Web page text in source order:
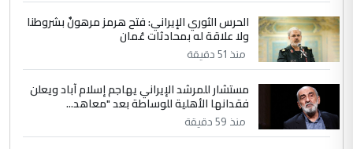
الموضوع :
الجواهري يرد على صدام حسين سل
مضجعيك يابن الزنا (نص كامل)
الحرس الثوري الإيراني: فتح هرمز مرهونٌ بشروطنا
ولا علاقة له بمحادثات عُمان
منذ 51 دقيقة
مستشار للمرشد الإيراني يهاجم إسلام آباد ويعلن
فقدانها الأهلية للوساطة بعد "معاهد...
منذ 59 دقيقة